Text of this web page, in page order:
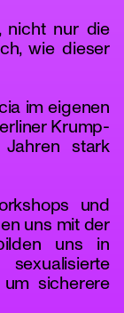
nicht nur die
wie dieser
im eigenen
Krump-
stark
und
uns mit der
uns in
sicherere